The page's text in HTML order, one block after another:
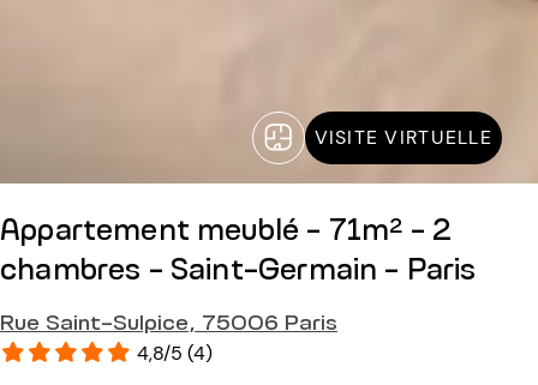
VISITE VIRTUELLE
Appartement meublé - 71m² - 2
chambres - Saint-Germain - Paris
Rue Saint-Sulpice, 75006 Paris
4,8/5 (4)